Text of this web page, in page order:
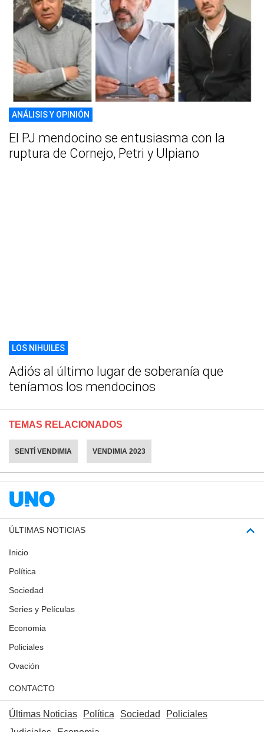
ANÁLISIS Y OPINIÓN
El PJ mendocino se entusiasma con la
ruptura de Cornejo, Petri y Ulpiano
LOS NIHUILES
Adiós al último lugar de soberanía que
teníamos los mendocinos
TEMAS RELACIONADOS
SENTÍ VENDIMIA VENDIMIA 2023
ÚLTIMAS NOTICIAS
Inicio
Política
Sociedad
Series y Películas
Economia
Policiales
Ovación
CONTACTO
Últimas Noticias Política Sociedad
Policiales